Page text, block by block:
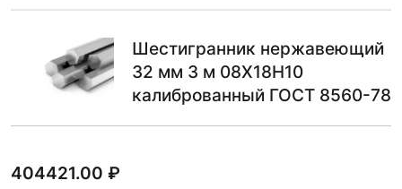
Шестигранник нержавеющий
32 мм 3 м 08Х18Н10
калиброванный ГОСТ 8560-78
404421.00 ₽